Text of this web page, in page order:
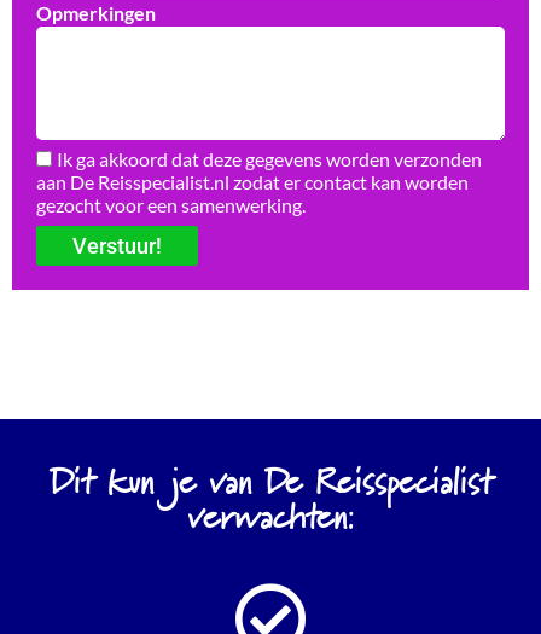
Opmerkingen
Ik ga akkoord dat deze gegevens worden verzonden
aan De Reisspecialist.nl zodat er contact kan worden
gezocht voor een samenwerking.
Verstuur!
Dit kun je van De Reisspecialist
verwachten: